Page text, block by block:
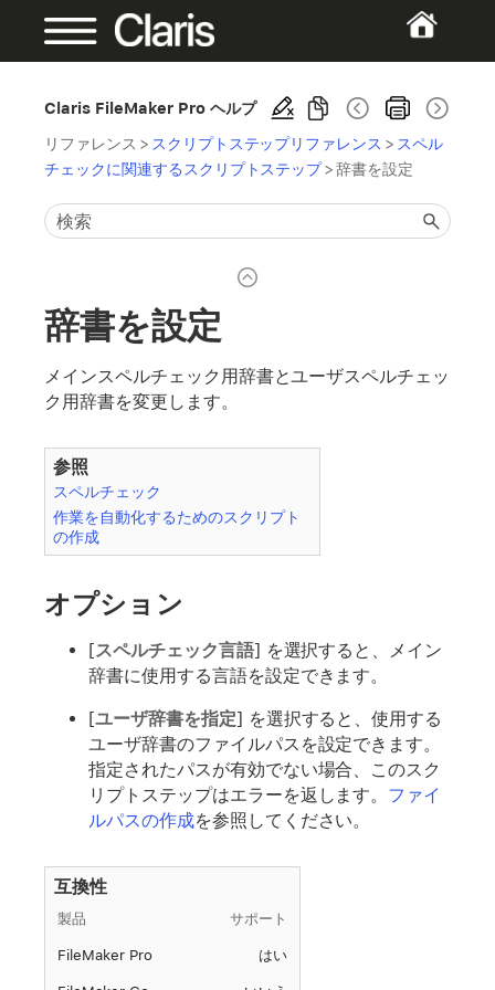
Claris FileMaker Pro ヘルプ
リファレンス > スクリプトステップリファレンス > スペル
チェックに関連するスクリプトステップ>辞書を設定
辞書を設定
メインスペルチェック用辞書とユーザスペルチェッ
ク用辞書を変更します。
参照
スペルチェック
作業を自動化するためのスクリプト
の作成
オプション
[スペルチェック言語] を選択すると、メイン
辞書に使用する言語を設定できます。
[ユーザ辞書を指定] を選択すると、使用する
ユーザ辞書のファイルパスを設定できます。
指定されたパスが有効でない場合、このスク
リプトステップはエラーを返します。 ファイ
ルパスの作成を参照してください。
互換性
製品 サポート
FileMaker Pro はい